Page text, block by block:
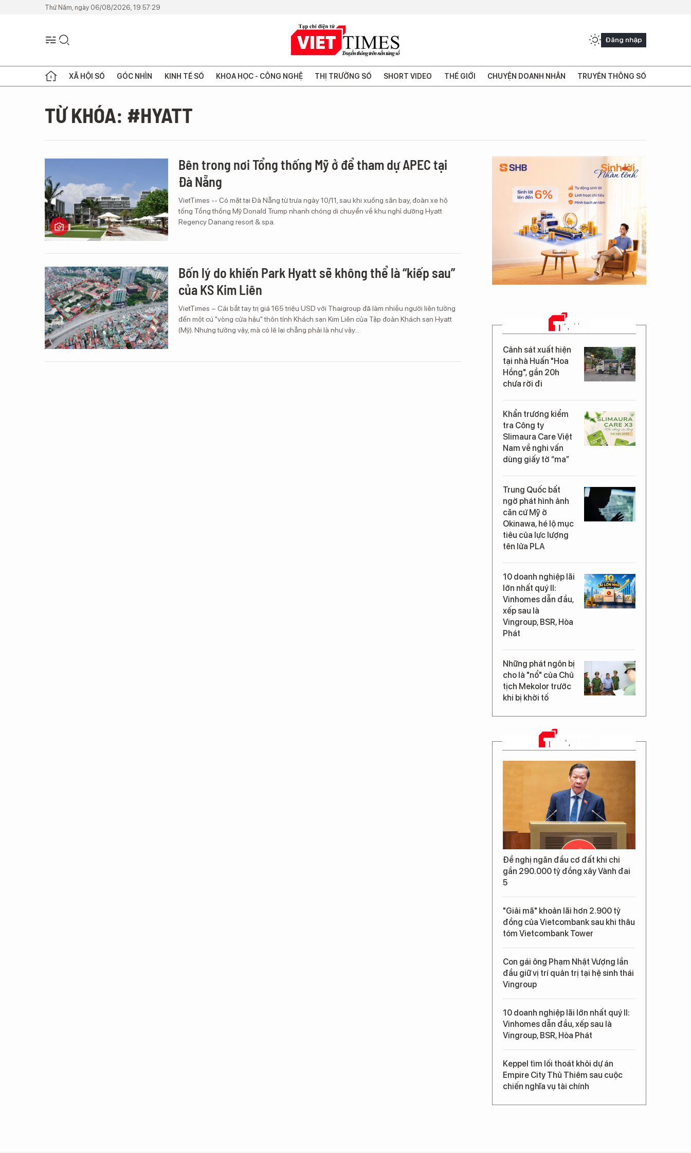
Thứ Năm, ngày 06/08/2026, 19:57:29
Đăng nhập
XÃ HỘI SỐ GÓC NHÌN KINH TẾ SỐ KHOA HỌC - CÔNG NGHỆ THỊ TRƯỜNG SỐ SHORT VIDEO THẾ GIỚI CHUYỆN DOANH NHÂN TRUYỀN THÔNG SỐ
TỪ KHÓA: #HYATT
Bên trong nơi Tổng thống Mỹ ở để tham dự APEC tại
Đà Nẵng
VietTimes -- Có mặt tại Đà Nẵng từ trưa ngày 10/11, sau khi xuống sân bay, đoàn xe hộ
tống Tổng thống Mỹ Donald Trump nhanh chóng di chuyển về khu nghỉ dưỡng Hyatt
Regency Danang resort & spa.
Bốn lý do khiến Park Hyatt sẽ không thể là “kiếp sau”
của KS Kim Liên
VietTimes – Cái bắt tay trị giá 165 triệu USD với Thaigroup đã làm nhiều người liên tưởng
đến một cú "vòng cửa hậu" thôn tính Khách sạn Kim Liên của Tập đoàn Khách sạn Hyatt
(Mỹ). Nhưng tưởng vậy, mà có lẽ lại chẳng phải là như vậy…
TIN MỚI
Cảnh sát xuất hiện
tại nhà Huấn "Hoa
Hồng", gần 20h
chưa rời đi
Khẩn trương kiểm
tra Công ty
Slimaura Care Việt
Nam về nghi vấn
dùng giấy tờ “ma”
Trung Quốc bất
ngờ phát hình ảnh
căn cứ Mỹ ở
Okinawa, hé lộ mục
tiêu của lực lượng
tên lửa PLA
10 doanh nghiệp lãi
lớn nhất quý II:
Vinhomes dẫn đầu,
xếp sau là
Vingroup, BSR, Hòa
Phát
Những phát ngôn bị
cho là "nổ" của Chủ
tịch Mekolor trước
khi bị khởi tố
TRANG CHỦ
Đề nghị ngăn đầu cơ đất khi chi
gần 290.000 tỷ đồng xây Vành đai
5
"Giải mã" khoản lãi hơn 2.900 tỷ
đồng của Vietcombank sau khi thâu
tóm Vietcombank Tower
Con gái ông Phạm Nhật Vượng lần
đầu giữ vị trí quản trị tại hệ sinh thái
Vingroup
10 doanh nghiệp lãi lớn nhất quý II:
Vinhomes dẫn đầu, xếp sau là
Vingroup, BSR, Hòa Phát
Keppel tìm lối thoát khỏi dự án
Empire City Thủ Thiêm sau cuộc
chiến nghĩa vụ tài chính